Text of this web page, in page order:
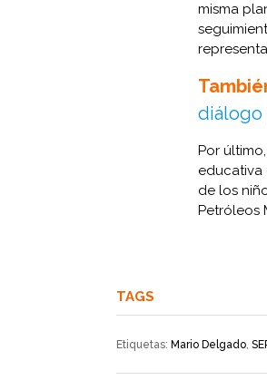
misma
diálogo
Por
educativa
de los
Petróleos
TAGS
Etiquetas: Mario Delgado,